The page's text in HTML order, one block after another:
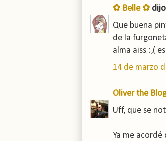
✿ Belle ✿
Que buena
de la
alma aiss :,(
14 de marzo
Oliver the
Uff, que se
Ya me acordé